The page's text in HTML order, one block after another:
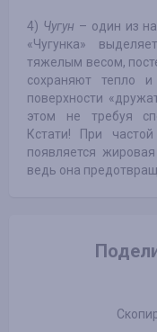
4) Чугун – один из
«Чугунка»
тяжелым весом,
сохраняют тепло
поверхности
этом не требуя
Кстати! При
появляется
ведь она